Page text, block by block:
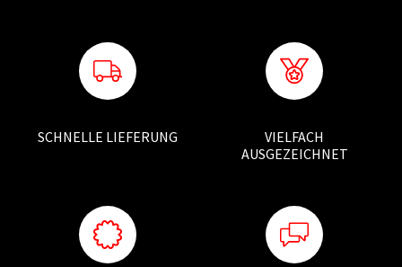
SCHNELLE LIEFERUNG
VIELFACH
AUSGEZEICHNET